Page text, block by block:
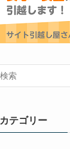
カテゴリー